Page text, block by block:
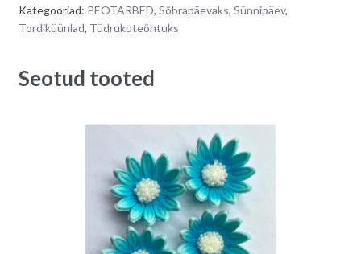
Kategooriad: PEOTARBED, Sõbrapäevaks, Sünnipäev,
Tordiküünlad, Tüdrukuteõhtuks
Seotud tooted